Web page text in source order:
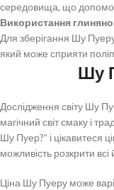
середовища, що
Використання
Для зберігання Шу
який може сприяти
Шу
Дослідження світу Шу
магічний світ смаку і
Шу Пуер?” і цікавитеся
можливість розкрити всі
Ціна Шу Пуеру може